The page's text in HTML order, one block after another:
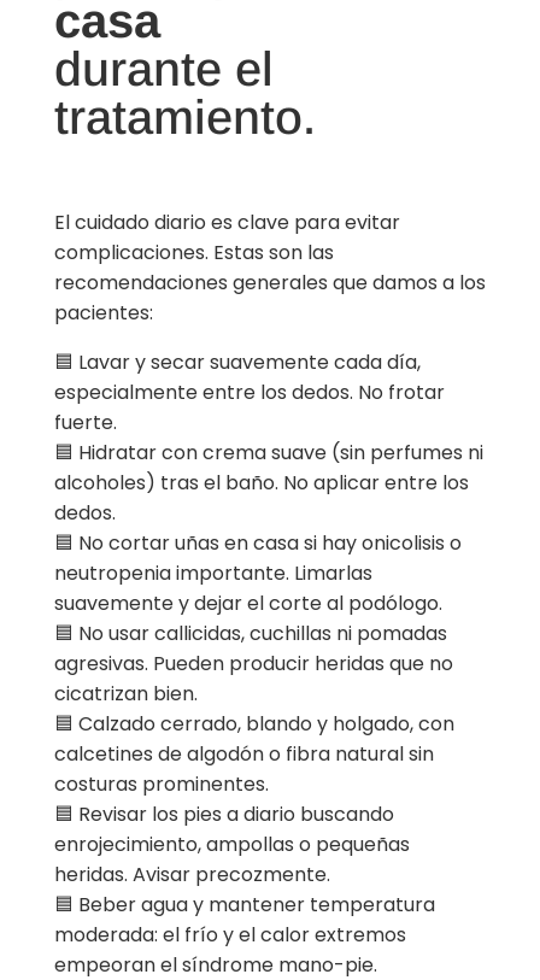
casa
durante el
tratamiento.
El cuidado diario es clave para evitar
complicaciones. Estas son las
recomendaciones generales que damos a los
pacientes:
🟦 Lavar y secar suavemente cada día,
especialmente entre los dedos. No frotar
fuerte.
🟦 Hidratar con crema suave (sin perfumes ni
alcoholes) tras el baño. No aplicar entre los
dedos.
🟦 No cortar uñas en casa si hay onicolisis o
neutropenia importante. Limarlas
suavemente y dejar el corte al podólogo.
🟦 No usar callicidas, cuchillas ni pomadas
agresivas. Pueden producir heridas que no
cicatrizan bien.
🟦 Calzado cerrado, blando y holgado, con
calcetines de algodón o fibra natural sin
costuras prominentes.
🟦 Revisar los pies a diario buscando
enrojecimiento, ampollas o pequeñas
heridas. Avisar precozmente.
🟦 Beber agua y mantener temperatura
moderada: el frío y el calor extremos
empeoran el síndrome mano-pie.